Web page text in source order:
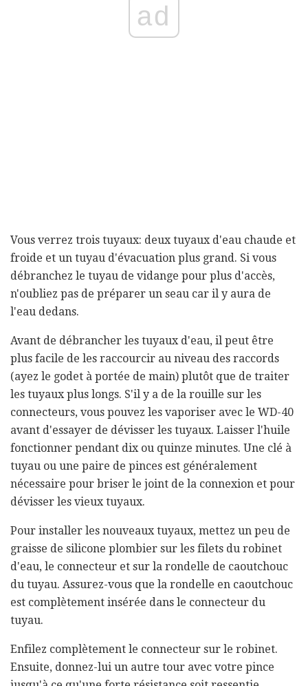
ad
Vous verrez trois tuyaux: deux tuyaux d'eau chaude et
froide et un tuyau d'évacuation plus grand. Si vous
débranchez le tuyau de vidange pour plus d'accès,
n'oubliez pas de préparer un seau car il y aura de
l'eau dedans.
Avant de débrancher les tuyaux d'eau, il peut être
plus facile de les raccourcir au niveau des raccords
(ayez le godet à portée de main) plutôt que de traiter
les tuyaux plus longs. S'il y a de la rouille sur les
connecteurs, vous pouvez les vaporiser avec le WD-40
avant d'essayer de dévisser les tuyaux. Laisser l'huile
fonctionner pendant dix ou quinze minutes. Une clé à
tuyau ou une paire de pinces est généralement
nécessaire pour briser le joint de la connexion et pour
dévisser les vieux tuyaux.
Pour installer les nouveaux tuyaux, mettez un peu de
graisse de silicone plombier sur les filets du robinet
d'eau, le connecteur et sur la rondelle de caoutchouc
du tuyau. Assurez-vous que la rondelle en caoutchouc
est complètement insérée dans le connecteur du
tuyau.
Enfilez complètement le connecteur sur le robinet.
Ensuite, donnez-lui un autre tour avec votre pince